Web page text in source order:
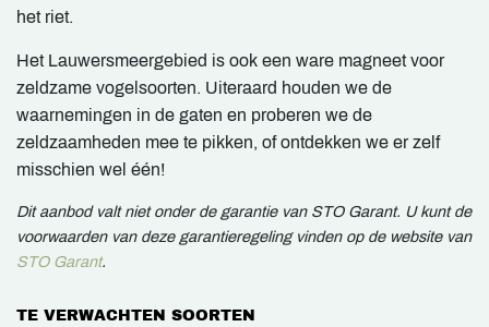
het riet.
Het Lauwersmeergebied is ook een ware magneet voor
zeldzame vogelsoorten. Uiteraard houden we de
waarnemingen in de gaten en proberen we de
zeldzaamheden mee te pikken, of ontdekken we er zelf
misschien wel één!
Dit aanbod valt niet onder de garantie van STO Garant. U kunt de
voorwaarden van deze garantieregeling vinden op de website van
STO Garant.
TE VERWACHTEN SOORTEN